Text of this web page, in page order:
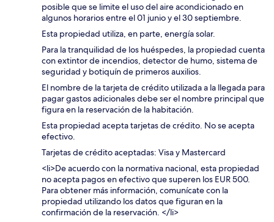
posible que se limite el uso del aire acondicionado en
algunos horarios entre el 01 junio y el 30 septiembre.
Esta propiedad utiliza, en parte, energía solar.
Para la tranquilidad de los huéspedes, la propiedad cuenta
con extintor de incendios, detector de humo, sistema de
seguridad y botiquín de primeros auxilios.
El nombre de la tarjeta de crédito utilizada a la llegada para
pagar gastos adicionales debe ser el nombre principal que
figura en la reservación de la habitación.
Esta propiedad acepta tarjetas de crédito. No se acepta
efectivo.
Tarjetas de crédito aceptadas: Visa y Mastercard
<li>De acuerdo con la normativa nacional, esta propiedad
no acepta pagos en efectivo que superen los EUR 500.
Para obtener más información, comunícate con la
propiedad utilizando los datos que figuran en la
confirmación de la reservación. </li>